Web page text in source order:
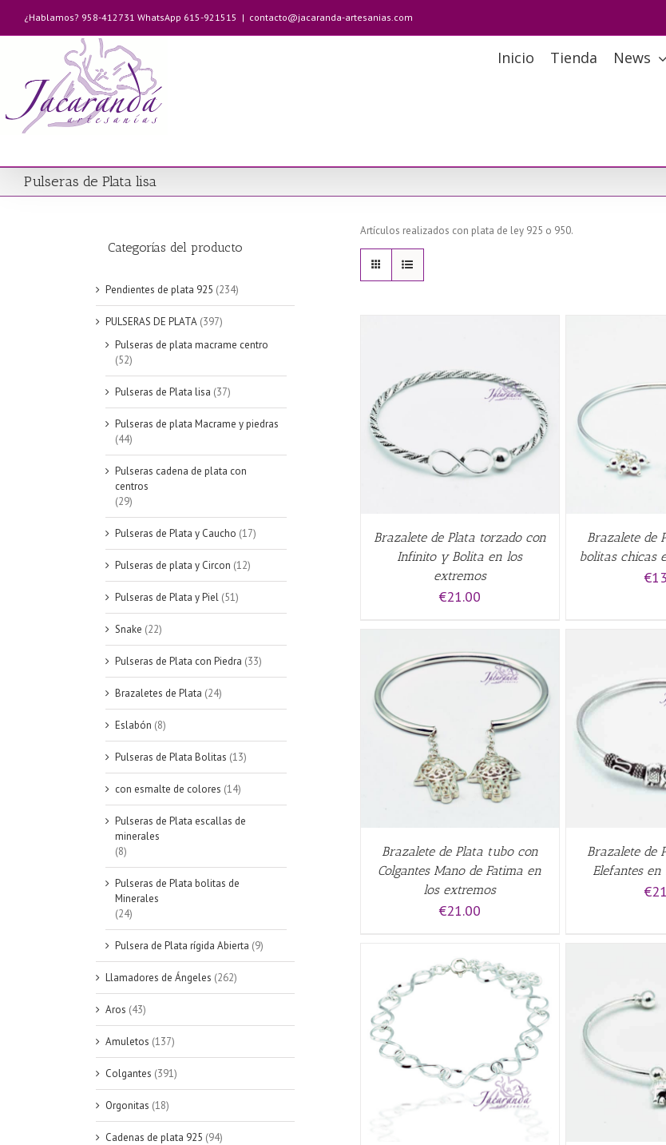
contenido
¿Hablamos? 958-412731 WhatsApp 615-921515 | contacto@jacaranda-artesanias.com
Inicio Tienda News
Pulseras de Plata lisa
Artículos realizados con plata de ley 925 o 950.
QUICK VIEW
Brazalete de Plata torzado con
Infinito y Bolita en los
extremos
€21.00
QUICK
Brazalete de
bolitas chicas
€
VIEW
Brazalete de Plata tubo con
Colgantes Mano de Fatima en
los extremos
€21.00
AÑADIR AL CARRITO /
QUICK
Brazalete de
Elefantes
€
AÑADIR AL CARRITO
QUICK
Categorías del producto
Pendientes de plata 925 (234)
PULSERAS DE PLATA (397)
Pulseras de plata macrame centro
(52)
Pulseras de Plata lisa (37)
Pulseras de plata Macrame y piedras
(44)
Pulseras cadena de plata con
centros
(29)
Pulseras de Plata y Caucho (17)
Pulseras de plata y Circon (12)
Pulseras de Plata y Piel (51)
Snake (22)
Pulseras de Plata con Piedra (33)
Brazaletes de Plata (24)
Eslabón (8)
Pulseras de Plata Bolitas (13)
con esmalte de colores (14)
Pulseras de Plata escallas de
minerales
(8)
Pulseras de Plata bolitas de
Minerales
(24)
Pulsera de Plata rígida Abierta (9)
Llamadores de Ángeles (262)
Aros (43)
Amuletos (137)
Colgantes (391)
Orgonitas (18)
Cadenas de plata 925 (94)